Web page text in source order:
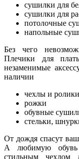
сушилки для
сушилки для
потолочные
напольные
Без чего
Плечики для
незаменимые
наличии
чехлы и ролики
рожки
обувные
стельки,
От дождя спасут
А любимую обувь
стильным чехлом